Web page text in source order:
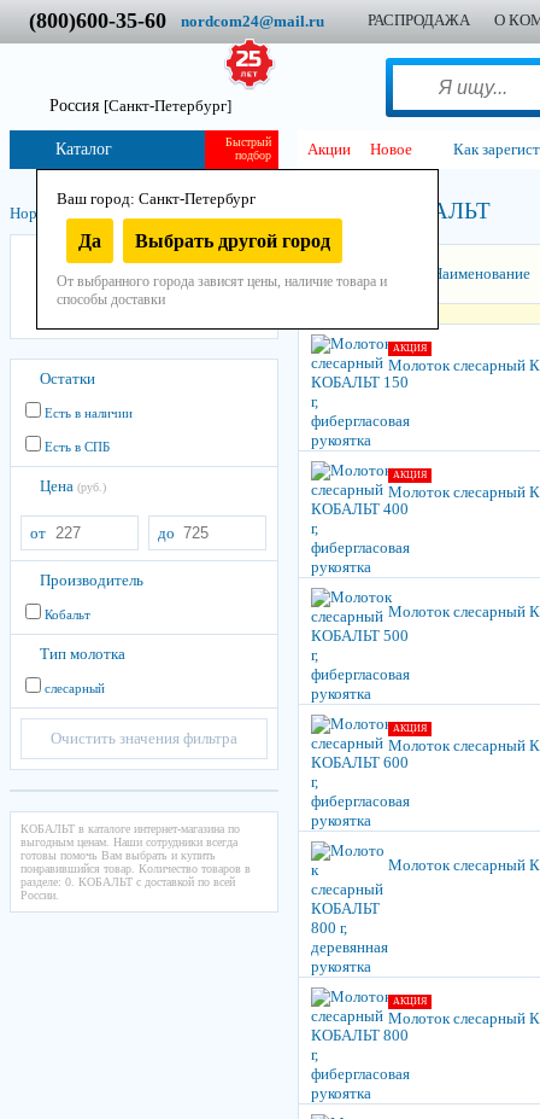
(800)600-35-60 nordcom24@mail.ru РАСПРОДАЖА О
Россия [Санкт-Петербург]
Ваш город: Санкт-Петербург
Да Выбрать другой город
От выбранного города зависят цены, наличие товара и
способы доставки
Быстрый
подбор
Каталог Акции Новое Как
Нордком Инструмент Ручной / Ударный КОБАЛЬТ
КОБАЛЬТ
Россия
Остатки
Есть в наличии
Есть в СПБ
Цена (руб.)
от до
Производитель
Кобальт
Тип молотка
слесарный
Очистить значения фильтра
КОБАЛЬТ в каталоге интернет-магазина по
выгодным ценам. Наши сотрудники всегда
готовы помочь Вам выбрать и купить
понравившийся товар. Количество товаров в
разделе: 0. КОБАЛЬТ с доставкой по всей
России.
Наименование
АКЦИЯ
Молоток слесарный
АКЦИЯ
Молоток слесарный
Молоток слесарный
АКЦИЯ
Молоток слесарный
Молоток слесарный
АКЦИЯ
Молоток слесарный